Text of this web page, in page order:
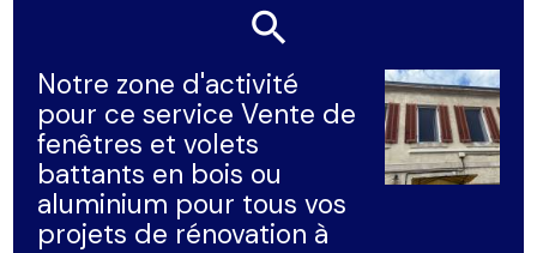
Notre zone d'activité
pour ce service Vente de
fenêtres et volets
battants en bois ou
aluminium pour tous vos
projets de rénovation à